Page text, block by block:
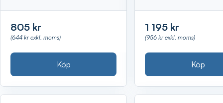
805 kr
(644 kr exkl. moms)
Köp
1 195 kr
(956 kr exkl. moms)
Köp